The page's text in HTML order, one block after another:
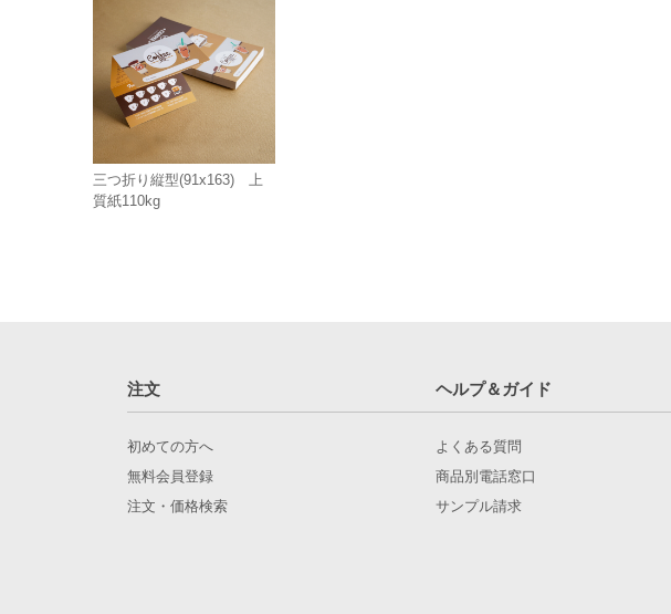
三つ折り縦型(91x163) 上
質紙110kg
注文 ヘルプ＆ガイド
初めての方へ
無料会員登録
注文・価格検索
よくある質問
商品別電話窓口
サンプル請求